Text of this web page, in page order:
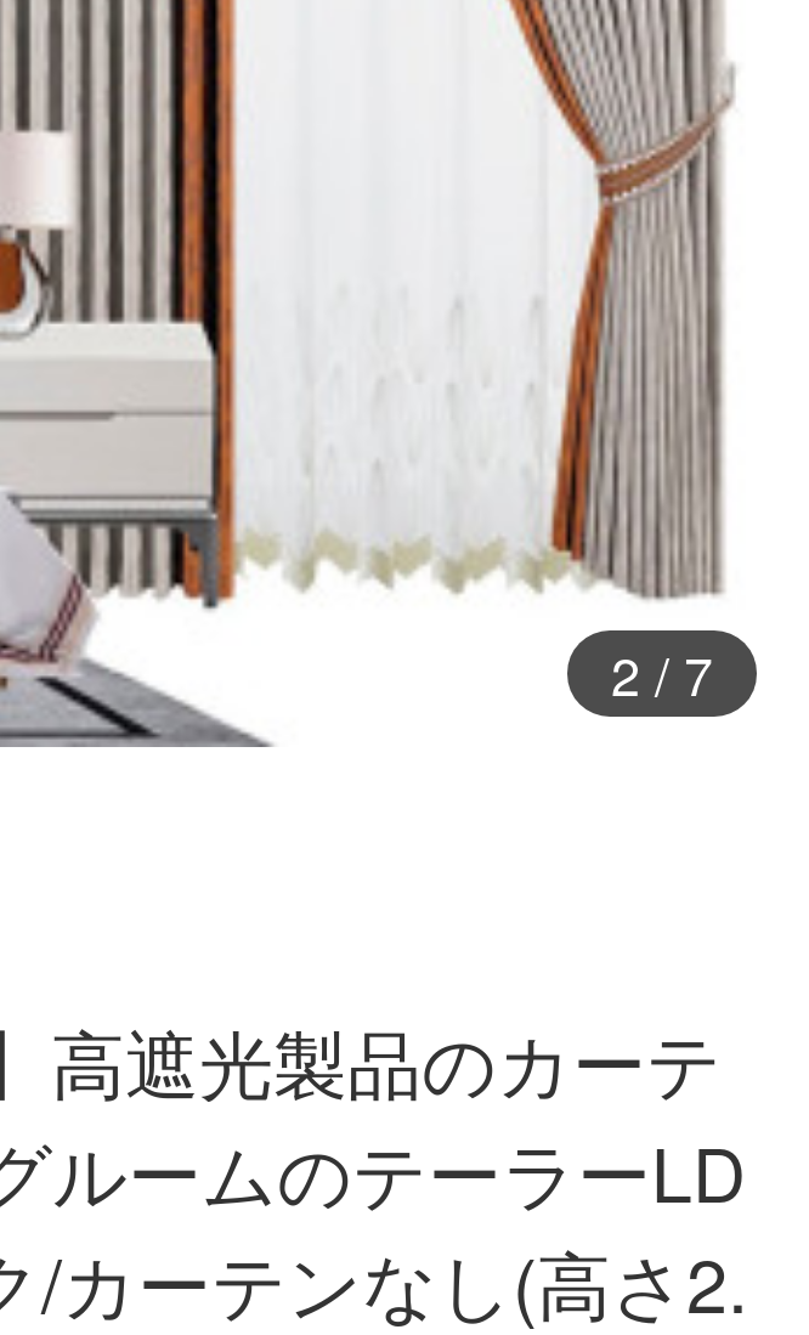
2 / 7
高遮光製品のカーテ
ルームのテーラーLD
/カーテンなし(高さ2.